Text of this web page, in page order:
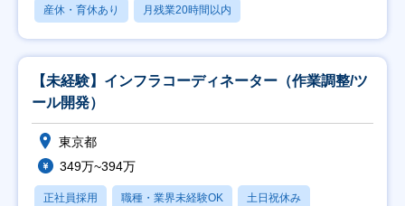
産休・育休あり 月残業20時間以内
【未経験】インフラコーディネーター（作業調整/ツ
ール開発）
東京都
349万~394万
正社員採用 職種・業界未経験OK 土日祝休み